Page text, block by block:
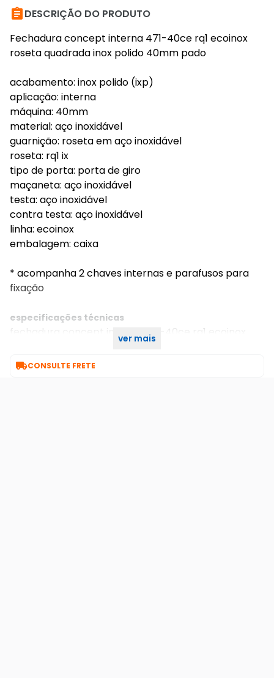
DESCRIÇÃO DO PRODUTO
Fechadura concept interna 471-40ce rq1 ecoinox
roseta quadrada inox polido 40mm pado
acabamento: inox polido (ixp)
aplicação: interna
máquina: 40mm
material: aço inoxidável
guarnição: roseta em aço inoxidável
roseta: rq1 ix
tipo de porta: porta de giro
maçaneta: aço inoxidável
testa: aço inoxidável
contra testa: aço inoxidável
linha: ecoinox
embalagem: caixa
* acompanha 2 chaves internas e parafusos para
fixação
especificações técnicas
fechadura concept interna 471-40ce rq1 ecoinox
ver mais
CONSULTE FRETE